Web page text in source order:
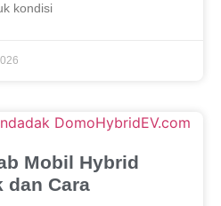
kondisi
Mobil Hybrid
dan Cara